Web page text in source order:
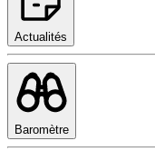
Actualités
Baromètre